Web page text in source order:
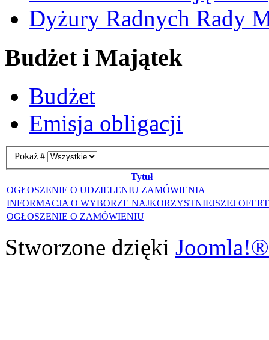
Dyżury Radnych Rady
Budżet i Majątek
Budżet
Emisja obligacji
Pokaż #
Tytuł
OGŁOSZENIE O UDZIELENIU ZAMÓWIENIA
INFORMACJA O WYBORZE NAJKORZYSTNIEJSZEJ
OGŁOSZENIE O ZAMÓWIENIU
Stworzone dzięki Joomla!®